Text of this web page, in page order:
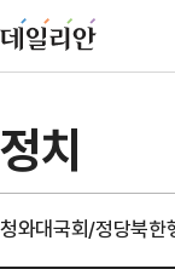
정치
청와대국회/정당북한